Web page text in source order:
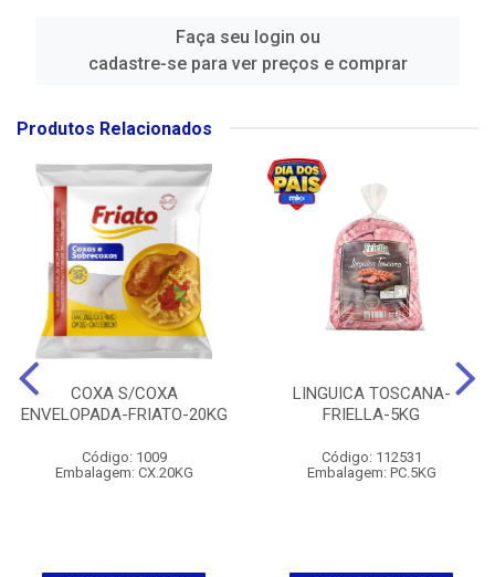
Faça seu login ou
cadastre-se para ver preços e comprar
Produtos Relacionados
COXA S/COXA
ENVELOPADA-FRIATO-20KG
Código: 1009
Embalagem: CX.20KG
LINGUICA TOSCANA-
FRIELLA-5KG
Código: 112531
Embalagem: PC.5KG